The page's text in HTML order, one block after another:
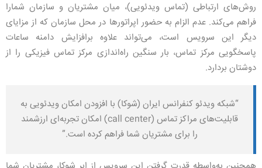
روش‌های ارتباطی (تماس ویدئویی)، میان مشتریان و سازمان شمارا
فراهم می‌کند. عدم الزام به حضور اپراتورها در محل سازمان که از مزایای
دیگر این سرویس است، می‌تواند علاوه برافزایش دامنه ساعات
پاسخگویی مرکز تماس، بار سنگین راه‌اندازی مرکز تماس فیزیکی را از
دوشتان بردارد.
“شبکه ویدئو کنفرانس ایران (شوکا) با افزودن امکان ویدئویی به
قابلیت‌های مراکز تماس (call center) امکان تجربه‌ای ارزشمند
را برای مشتریان شما فراهم کرده است.”